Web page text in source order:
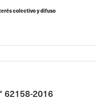
colectivo y difuso
62158-2016